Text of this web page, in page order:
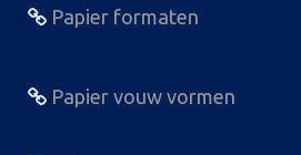
Papier formaten
Papier vouw vormen